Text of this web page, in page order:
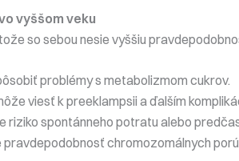
vyššom veku
so sebou nesie vyššiu
problémy s metabolizmom cukrov.
viesť k preeklampsii a ďalším
riziko spontánneho potratu alebo
pravdepodobnosť chromozomálnych